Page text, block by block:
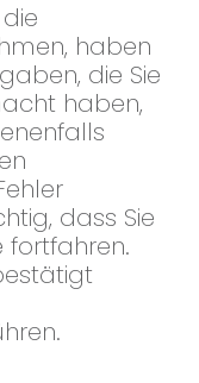
haben
die Sie
haben,
dass Sie
fortfahren.